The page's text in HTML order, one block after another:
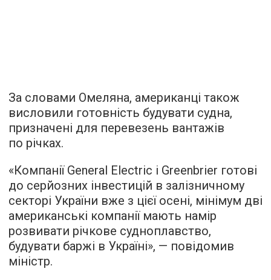
За словами Омеляна, американці також
висловили готовність будувати судна,
призначені для перевезень вантажів
по річках.
«Компанії General Electric і Greenbrier готові
до серйозних інвестицій в залізничному
секторі України вже з цієї осені, мінімум дві
американські компанії мають намір
розвивати річкове судноплавство,
будувати баржі в Україні», — повідомив
міністр.